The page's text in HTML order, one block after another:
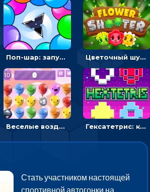
Поп-шар: запускать колючку, чтобы лопать воздушные шарики Цветочный шутер: стрелять пчелками по цветам
Веселые воздушные шары: соедини одноцветные в линию Гексатетрис: кидать блок, чтобы складывать три в ряд - головоломка
Стать участником настоящей
спортивной автогонки на